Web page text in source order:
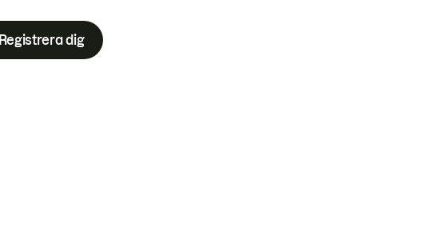
Registrera dig